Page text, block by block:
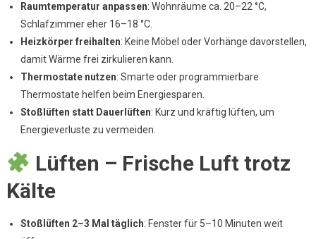
Raumtemperatur anpassen: Wohnräume ca. 20–22 °C,
Schlafzimmer eher 16–18 °C.
Heizkörper freihalten: Keine Möbel oder Vorhänge davorstellen,
damit Wärme frei zirkulieren kann.
Thermostate nutzen: Smarte oder programmierbare
Thermostate helfen beim Energiesparen.
Stoßlüften statt Dauerlüften: Kurz und kräftig lüften, um
Energieverluste zu vermeiden.
Lüften – Frische Luft trotz
Kälte
Stoßlüften 2–3 Mal täglich: Fenster für 5–10 Minuten weit